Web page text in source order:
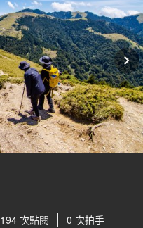
194 次點閱 0 次拍手